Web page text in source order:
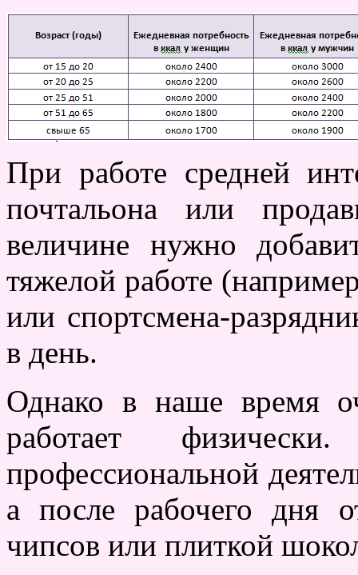
При работе средней
почтальона или
величине нужно
тяжелой работе
или спортсмена-
в день.
Однако в наше время
работает
профессиональной
а после рабочего дня
чипсов или плиткой